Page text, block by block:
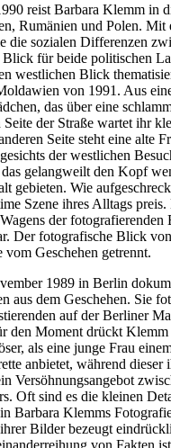
reist Barbara Klemm in
Rumänien und Polen. Mit
die sozialen Differenzen
Blick für beide politischen
westlichen Blick
von 1991. Aus
das über eine
der Straße wartet ihr
Seite steht eine alte
der westlichen
gelangweilt den Kopf
gebieten. Wie
Szene ihres Alltags preis.
der fotografierenden
Der fotografische Blick
vom Geschehen getrennt.
1989 in Berlin
aus dem Geschehen. Sie
auf der Berliner
den Moment drückt
als eine junge Frau
anbietet, während dieser
Versöhnungsangebot
Oft sind es die kleinen
Barbara Klemms
Bilder bezeugt
von Fakten